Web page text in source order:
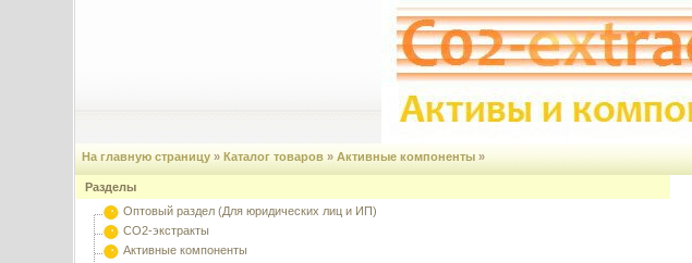
На главную страницу» Каталог товаров» Активные компоненты»
Разделы
Оптовый раздел (Для юридических лиц и ИП)
CO2-экстракты
Активные компоненты